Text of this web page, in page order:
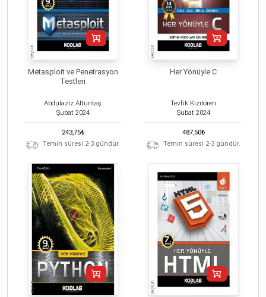
Metasploit ve Penetrasyon
Testleri
Abdulaziz Altuntaş
Şubat 2024
243,75₺
Temin süresi 2-3 gündür.
Her Yönüyle C
Tevfik Kızılören
Şubat 2024
487,50₺
Temin süresi 2-3 gündür.